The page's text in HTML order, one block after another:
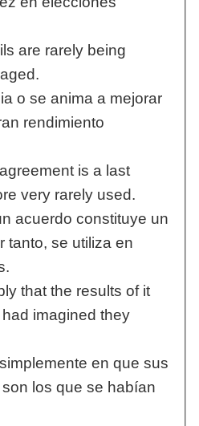
are rarely being
o se anima a mejorar
rendimiento
is a last
very rarely used.
acuerdo constituye un
tanto, se utiliza en
that the results of it
imagined they
en que sus
los que se habían